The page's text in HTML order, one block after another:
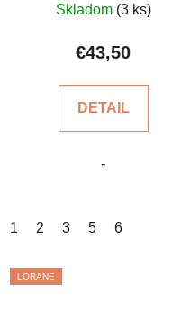
hodnotenie
produktu
z
hviezdičiek.
Skladom (3 ks)
€43,50
DETAIL
-
1 2 3 5 6
LORANE